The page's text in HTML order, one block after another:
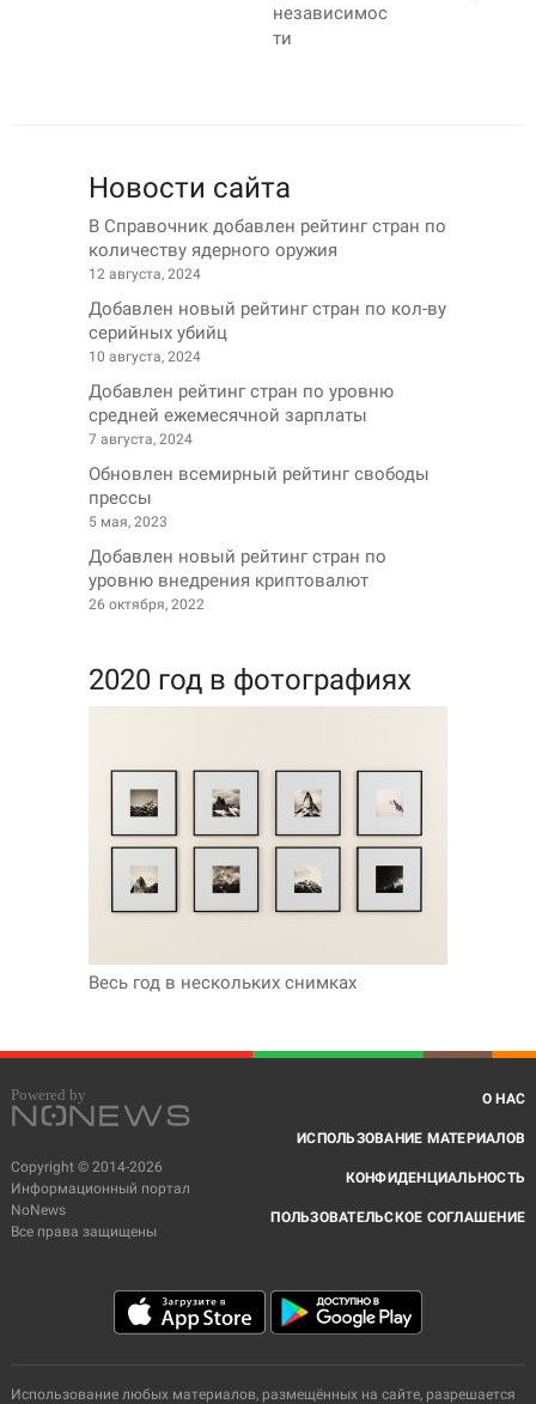
независимос
ти
Новости сайта
В Справочник добавлен рейтинг стран по
количеству ядерного оружия
12 августа, 2024
Добавлен новый рейтинг стран по кол-ву
серийных убийц
10 августа, 2024
Добавлен рейтинг стран по уровню
средней ежемесячной зарплаты
7 августа, 2024
Обновлен всемирный рейтинг свободы
прессы
5 мая, 2023
Добавлен новый рейтинг стран по
уровню внедрения криптовалют
26 октября, 2022
2020 год в фотографиях
Весь год в нескольких снимках
Copyright © 2014-2026
Информационный портал
NoNews
Все права защищены
О НАС
ИСПОЛЬЗОВАНИЕ МАТЕРИАЛОВ
КОНФИДЕНЦИАЛЬНОСТЬ
ПОЛЬЗОВАТЕЛЬСКОЕ СОГЛАШЕНИЕ
Использование любых материалов, размещённых на сайте, разрешается